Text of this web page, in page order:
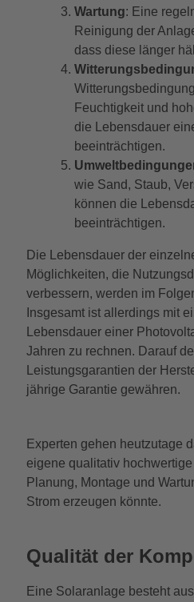
Wartung: Eine
Reinigung der
dass diese länger
Feuchtigkeit und
die Lebensdauer
beeinträchtigen.
wie Sand, Staub,
können die
beeinträchtigen.
Die Lebensdauer der
Möglichkeiten, die
verbessern, werden im
Insgesamt ist allerdings mit
Lebensdauer einer
Jahren zu rechnen. Darauf
Leistungsgarantien der
jährige Garantie gewähren.
Experten gehen heutzutage
eigene qualitativ
Planung, Montage und
Strom erzeugen könnte.
Qualität der
Eine Solaranlage besteht